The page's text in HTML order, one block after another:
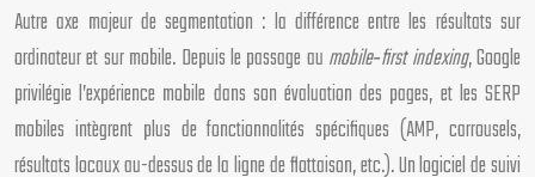
Autre axe majeur de segmentation : la différence entre les résultats sur
ordinateur et sur mobile. Depuis le passage au mobile‑first indexing, Google
privilégie l’expérience mobile dans son évaluation des pages, et les SERP
mobiles intègrent plus de fonctionnalités spécifiques (AMP, carrousels,
résultats locaux au-dessus de la ligne de flottaison, etc.). Un logiciel de suivi